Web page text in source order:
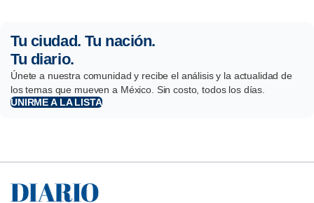
Tu ciudad. Tu nación.
Tu diario.
Únete a nuestra comunidad y recibe el análisis y la actualidad de
los temas que mueven a México. Sin costo, todos los días.
UNIRME A LA LISTA